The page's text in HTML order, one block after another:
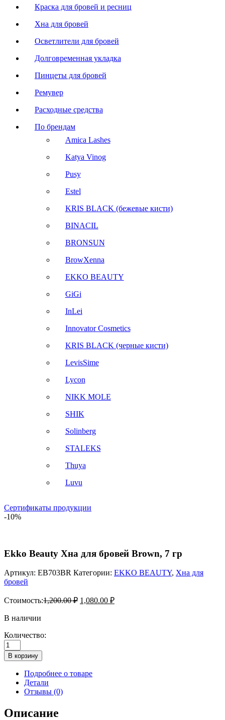
Краска для бровей и ресниц
Хна для бровей
Осветлители для бровей
Долговременная укладка
Пинцеты для бровей
Ремувер
Расходные средства
По брендам
Amica Lashes
Katya Vinog
Pusy
Estel
KRIS BLACK (бежевые кисти)
BINACIL
BRONSUN
BrowXenna
EKKO BEAUTY
GiGi
InLei
Innovator Cosmetics
KRIS BLACK (черные кисти)
LevisSime
Lycon
NIKK MOLE
SHIK
Solinberg
STALEKS
Thuya
Luvu
Сертификаты продукции
-10%
Ekko Beauty Хна для бровей Brown, 7 гр
Артикул: EB703BR Категории: EKKO BEAUTY, Хна для
бровей
Стоимость:1,200.00₽ 1,080.00 ₽
В наличии
Количество:
Количество
товара
Ekko
Beauty
Хна
бровей
Brown,
7
В корзину
Подробнее о товаре
Детали
Отзывы (0)
Описание